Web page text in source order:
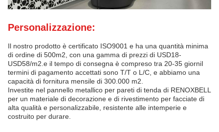
Personalizzazione:
Il nostro prodotto è certificato ISO9001 e ha una quantità minima
di ordine di 500m2, con una gamma di prezzi di USD18-
USD58/m2.e il tempo di consegna è compreso tra 20-35 giorniI
termini di pagamento accettati sono T/T o L/C, e abbiamo una
capacità di fornitura mensile di 300.000 m2.
Investite nel pannello metallico per pareti di tenda di RENOXBELL
per un materiale di decorazione e di rivestimento per facciate di
alta qualità e personalizzabile, resistente alle intemperie e
costruito per durare.